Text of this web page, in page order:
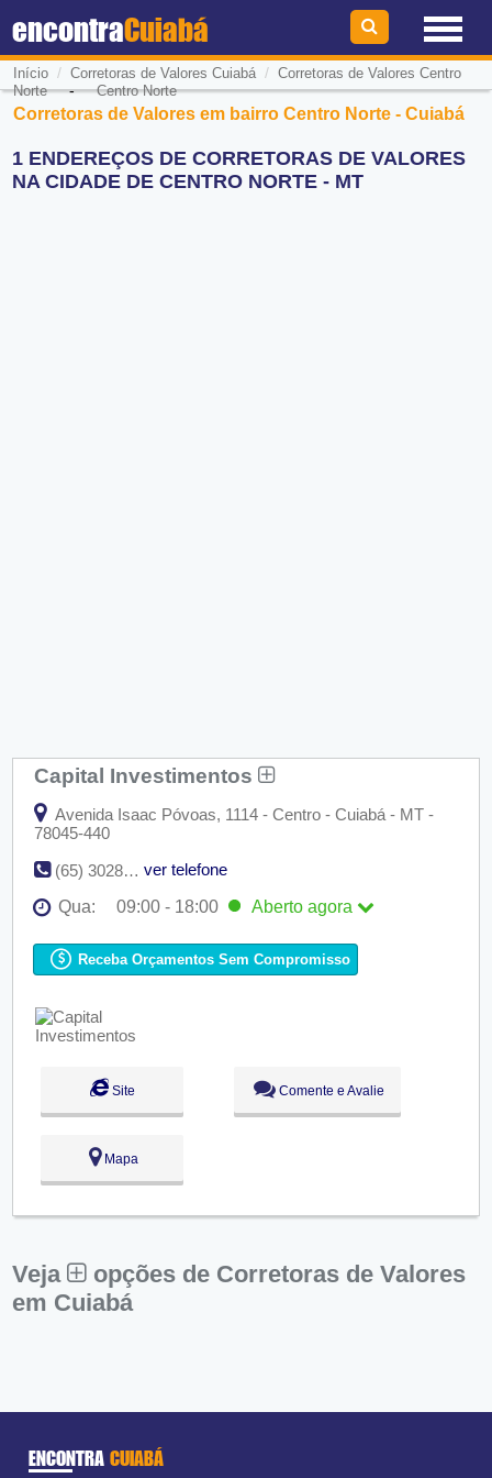
encontraCuiabá
Início / Corretoras de Valores Cuiabá/ Corretoras de Valores Centro
Norte-Centro Norte
Corretoras de Valores em bairro Centro Norte - Cuiabá
1 ENDEREÇOS DE CORRETORAS DE VALORES
NA CIDADE DE CENTRO NORTE - MT
Capital Investimentos
Avenida Isaac Póvoas, 1114 - Centro - Cuiabá - MT -
78045-440
(65) 3028-8080
ver telefone
Qua:
09:00 - 18:00 Aberto agora
Ter:
09:00 - 18:00
Qua:
09:00 - 18:00 Abertoagora
Sex:
Sáb:
Fechado
Receba Orçamentos Sem Compromisso
Site Comente e Avalie
Mapa
Veja
opções de Corretoras de Valores
em Cuiabá
ENCONTRA CUIABÁ